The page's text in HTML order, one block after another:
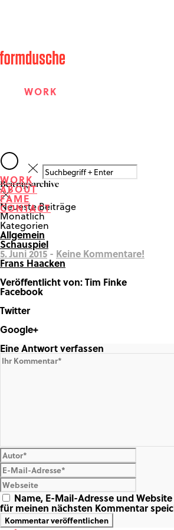
WORK
FAME
CONTACT
WORK
ABOUT
FAME
CONTACT
Beitragsarchive
Neueste Beiträge
Monatlich
Kategorien
Allgemein
Schauspiel
5. Juni 2015- Keine Kommentare!
Frans Haacken
Veröffentlicht von: Tim Finke
Facebook
Twitter
Google+
Share on Google+
Eine Antwort verfassen
Name, E-Mail-Adresse und
für meinen nächsten Kommentar